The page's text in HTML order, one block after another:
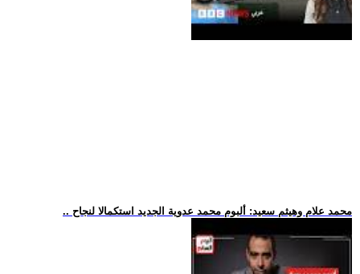
.. محمد علام وهيثم سعيد: ألبوم محمد عدوية الجديد استكمالا لنجاح